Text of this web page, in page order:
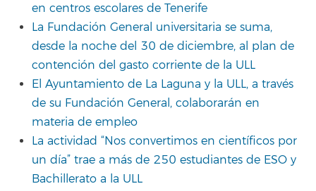
en centros escolares de Tenerife
La Fundación General universitaria se suma,
desde la noche del 30 de diciembre, al plan de
contención del gasto corriente de la ULL
El Ayuntamiento de La Laguna y la ULL, a través
de su Fundación General, colaborarán en
materia de empleo
La actividad “Nos convertimos en científicos por
un día” trae a más de 250 estudiantes de ESO y
Bachillerato a la ULL